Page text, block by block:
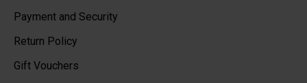
Payment and Security
Return Policy
Gift Vouchers